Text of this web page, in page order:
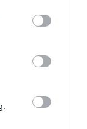
may click to
party tags to
below Google